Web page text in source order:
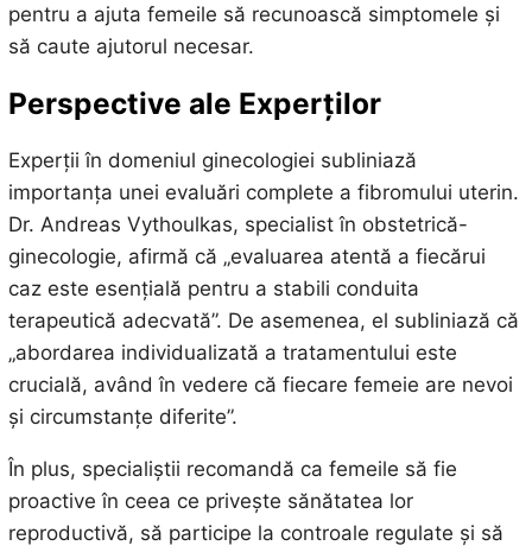
pentru a ajuta femeile să recunoască simptomele și
să caute ajutorul necesar.
Perspective ale Experților
Experții în domeniul ginecologiei subliniază
importanța unei evaluări complete a fibromului uterin.
Dr. Andreas Vythoulkas, specialist în obstetrică-
ginecologie, afirmă că „evaluarea atentă a fiecărui
caz este esențială pentru a stabili conduita
terapeutică adecvată”. De asemenea, el subliniază că
„abordarea individualizată a tratamentului este
crucială, având în vedere că fiecare femeie are nevoi
și circumstanțe diferite”.
În plus, specialiștii recomandă ca femeile să fie
proactive în ceea ce privește sănătatea lor
reproductivă, să participe la controale regulate și să